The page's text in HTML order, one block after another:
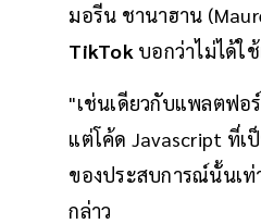
มอรีน ชานาฮาน
TikTok บอกว่าไม่ได้ใ
"เช่นเดียวกับแพลตฟอ
แต่โค้ด Javascript ที่
ของประสบการณ์นั้นเท่
กล่าว